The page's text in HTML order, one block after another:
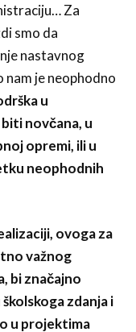
Za
smo da
nastavnog
nam je neophodno
u
novčana, u
opremi, ili u
neophodnih
ovoga za
važnog
bi značajno
zdanja i
u projektima